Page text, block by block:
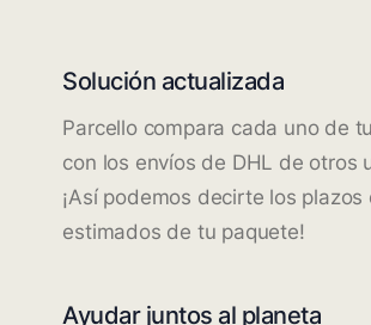
Solución actualizada
Parcello compara cada uno de
con los envíos de DHL de otros
¡Así podemos decirte los plazos
estimados de tu paquete!
Ayudar juntos al planeta